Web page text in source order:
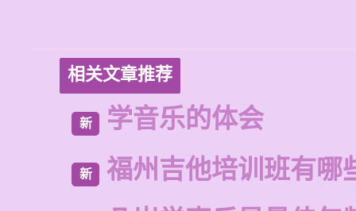
相关文章推荐
新 学音乐的体会
新
福州吉他培训班有哪